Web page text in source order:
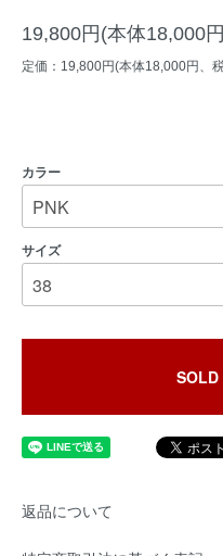
19,800円(本体18,000
定価：19,800円(本体18,000円、
カラー
サイズ
SOLD
返品について